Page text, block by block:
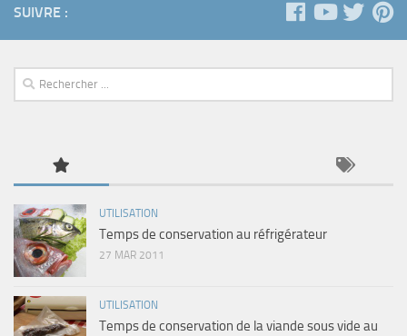
SUIVRE :
UTILISATION
Temps de conservation au réfrigérateur
27 MAR 2011
UTILISATION
Temps de conservation de la viande sous vide au